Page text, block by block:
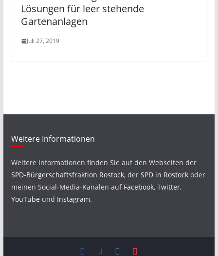
Lösungen für leer stehende
Gartenanlagen
Juli 27, 2019
Weitere Informationen
Weitere Informationen finden Sie auf den Webseiten der
SPD-Bürgerschaftsfraktion Rostock, der SPD in Rostockoder
meinen Social-Media-Kanälen auf Facebook, Twitter,
YouTube und Instagram.